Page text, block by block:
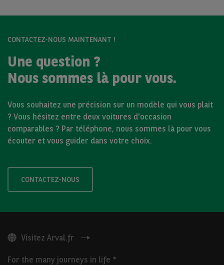
CONTACTEZ-NOUS MAINTENANT !
Une question ?
Nous sommes là pour vous.
Vous souhaitez une précision sur un modèle qui vous plait
? Vous hésitez entre deux voitures d'occasion
comparables ? Par téléphone, nous sommes là pour vous
écouter et vous guider dans votre choix.
CONTACTEZ-NOUS
Visitez Arval.fr
For the many journeys in life *